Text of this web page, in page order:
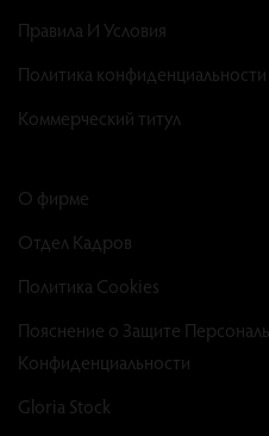
Правила И Условия
Политика конфиденциальности
Коммерческий титул
О фирме
Отдел Кадров
Политика Cookies
Пояснение о Защите
Конфиденциальности
Gloria Stock